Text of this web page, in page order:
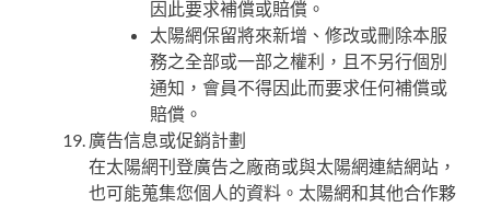
因此要求補償或賠償。
太陽網保留將來新增、修改或刪除本服
務之全部或一部之權利，且不另行個別
通知，會員不得因此而要求任何補償或
賠償。
廣告信息或促銷計劃
在太陽網刊登廣告之廠商或與太陽網連結網站，
也可能蒐集您個人的資料。太陽網和其他合作夥